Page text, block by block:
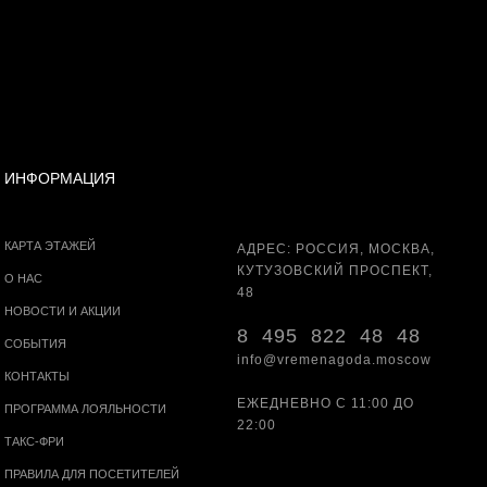
ИНФОРМАЦИЯ
КАРТА ЭТАЖЕЙ
О НАС
НОВОСТИ И АКЦИИ
СОБЫТИЯ
КОНТАКТЫ
ПРОГРАММА ЛОЯЛЬНОСТИ
ТАКС-ФРИ
ПРАВИЛА ДЛЯ ПОСЕТИТЕЛЕЙ
АДРЕС: РОССИЯ, МОСКВА,
КУТУЗОВСКИЙ ПРОСПЕКТ,
48
8 495 822 48 48
info@vremenagoda.moscow
ЕЖЕДНЕВНО С 11:00 ДО
22:00